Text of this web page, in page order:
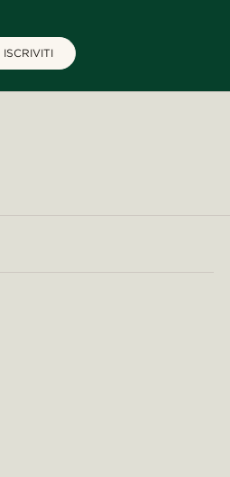
ISCRIVITI